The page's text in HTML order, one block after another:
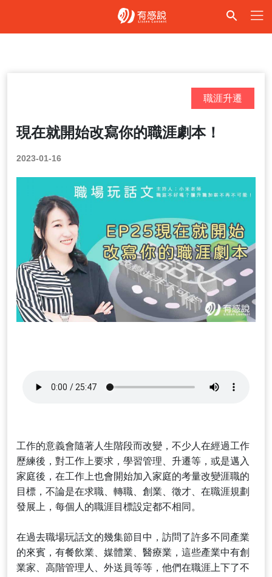
現在就開始改寫你的職涯劇本！
職涯升遷
2023-01-16
工作的意義會隨著人生階段而改變，不少人在經過工作
歷練後，對工作上要求，學習管理、升遷等，或是邁入
家庭後，在工作上也會開始加入家庭的考量改變涯職的
目標，不論是在求職、轉職、創業、徵才、在職涯規劃
發展上，每個人的職涯目標設定都不相同。
在過去職場玩話文的幾集節目中，訪問了許多不同產業
的來賓，有餐飲業、媒體業、醫療業，這些產業中有創
業家、高階管理人、外送員等等，他們在職涯上下了不